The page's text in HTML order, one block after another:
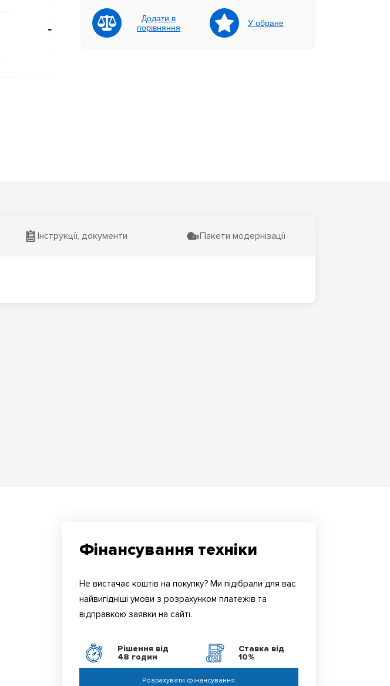
Додати в
порівняння
У обране
Інструкції, документи Пакети модернізації
Фінансування техніки
Не вистачає коштів на покупку? Ми підібрали для вас
найвигідніші умови з розрахунком платежів та
відправкою заявки на сайті.
Рішення від
48 годин
Ставка від
10%
Розрахувати фінансування